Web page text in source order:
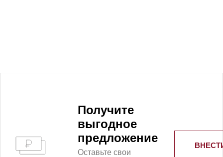
Получитe
выгодное
предложение
Оставьте свои